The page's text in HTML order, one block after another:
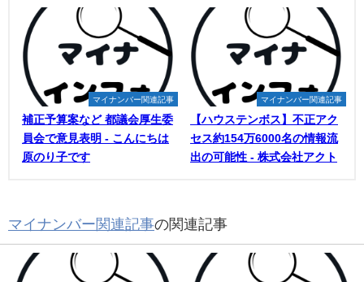
マイナンバー関連記事
補正予算案など 都議会厚生委
員会で意見表明 - こんにちは
原のり子です
マイナンバー関連記事
【ハウステンボス】不正アク
セス約154万6000名の情報流
出の可能性 - 株式会社アクト
マイナンバー関連記事の関連記事